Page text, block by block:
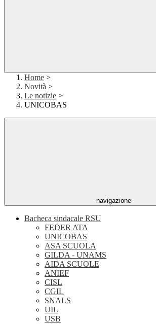
Home >
Novità >
Le notizie >
UNICOBAS
navigazione
Bacheca sindacale RSU
FEDER ATA
UNICOBAS
ASA SCUOLA
GILDA - UNAMS
AIDA SCUOLE
ANIEF
CISL
CGIL
SNALS
UIL
USB